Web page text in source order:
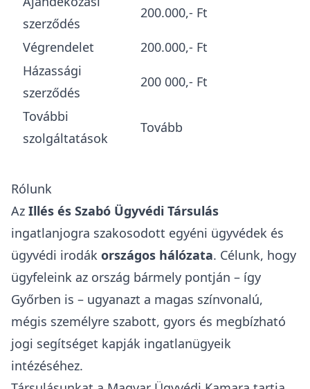
szerződés
200.000,- Ft
Végrendelet
200.000,- Ft
Házassági
szerződés
200 000,- Ft
További
szolgáltatások
Tovább
Rólunk
Az Illés és Szabó Ügyvédi Társulás
ingatlanjogra szakosodott egyéni ügyvédek és
ügyvédi irodák országos hálózata. Célunk, hogy
ügyfeleink az ország bármely pontján – így
Győrben is – ugyanazt a magas színvonalú,
mégis személyre szabott, gyors és megbízható
jogi segítséget kapják ingatlanügyeik
intézéséhez.